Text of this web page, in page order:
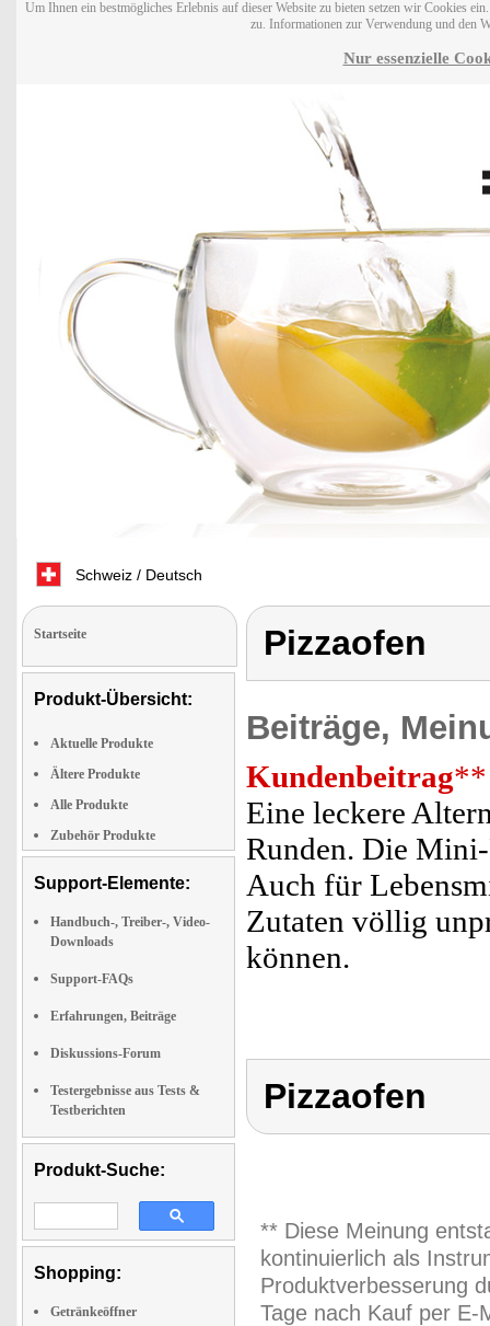
Um Ihnen ein bestmögliches Erlebnis auf dieser Website zu bieten setzen wir Cookies
zu. Informationen zur Verwendung und den
Nur essenzielle
Schweiz / Deutsch
Startseite
Produkt-Übersicht:
Aktuelle Produkte
Ältere Produkte
Alle Produkte
Zubehör Produkte
Support-Elemente:
Handbuch-, Treiber-, Video-
Downloads
Support-FAQs
Erfahrungen, Beiträge
Diskussions-Forum
Testergebnisse aus Tests &
Testberichten
Produkt-Suche:
Shopping:
Getränkeöffner
Pizzaofen
Beiträge,
Kundenbeitrag**
Eine leckere
Runden. Die
Auch für
Zutaten völlig
können.
Pizzaofen
** Diese Meinung
kontinuierlich als
Produktverbesserung
Tage nach Kauf per E-